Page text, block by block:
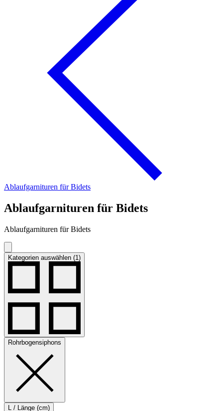
Ablaufgarnituren für Bidets
Ablaufgarnituren für Bidets
Ablaufgarnituren für Bidets
Kategorien auswählen (1)
Rohrbogensiphons
L / Länge (cm)